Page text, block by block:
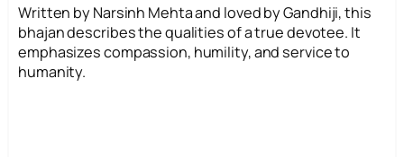
Written by Narsinh Mehta and loved by Gandhiji, this
bhajan describes the qualities of a true devotee. It
emphasizes compassion, humility, and service to
humanity.